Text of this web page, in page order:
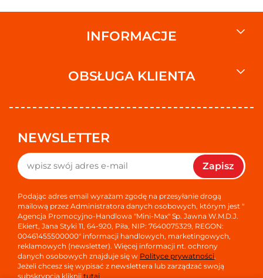
INFORMACJE
OBSŁUGA KLIENTA
NEWSLETTER
Zapisz
Podając adres email wyrażam zgodę na przesyłanie drogą
mailową przez Administratora danych osobowych, którym jest "
Agencja Promocyjno-Handlowa "Mini-Max" Sp. Jawna W.M.D.J.
Ekiert, Jana Styki 11, 64-920, Piła, NIP: 7640075329, REGON:
00461455500000" informacji handlowych, marketingowych,
reklamowych (newsletter). Więcej informacji nt. ochrony
danych osobowych znajduje się w Polityce prywatności.
Jeżeli chcesz się wypisać z newslettera lub zarządzać swoją
subskrypcją kliknijtutaj.